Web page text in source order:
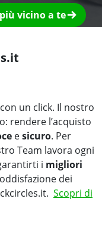
vicino a te
un click. Il nostro
rendere l’acquisto
esicuro. Per
Team lavora ogni
i migliori
dei
Scopri di